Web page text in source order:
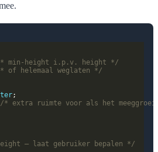
min-height i.p.v. height */
of helemaal weglaten */
/* extra ruimte voor als het
— laat gebruiker bepalen */